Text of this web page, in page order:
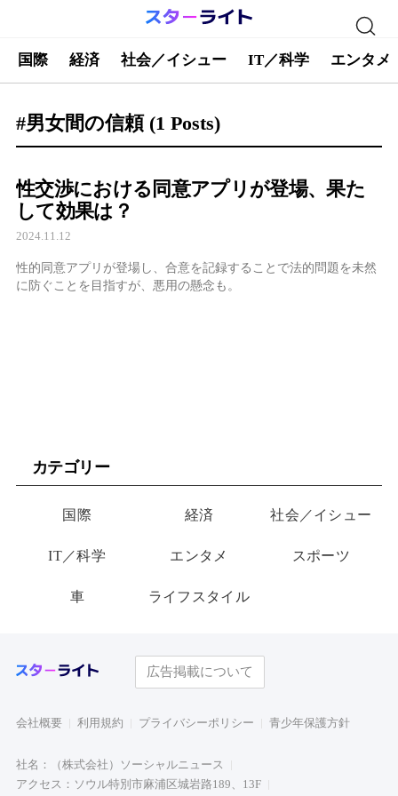
国際 経済 社会／イシュー IT／科学 エンタメ
#男女間の信頼 (1 Posts)
性交渉における同意アプリが登場、果た
して効果は？
2024.11.12
性的同意アプリが登場し、合意を記録することで法的問題を未然
に防ぐことを目指すが、悪用の懸念も。
カテゴリー
国際 経済 社会／イシュー
IT／科学 エンタメ スポーツ
車 ライフスタイル
広告掲載について
会社概要 利用規約 プライバシーポリシー 青少年保護方針
社名：（株式会社）ソーシャルニュース
アクセス：ソウル特別市麻浦区城岩路189、13F